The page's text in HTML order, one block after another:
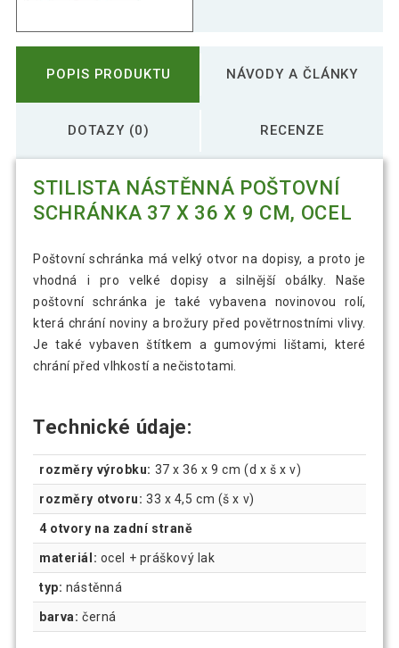
POPIS PRODUKTU NÁVODY A ČLÁNKY
DOTAZY (0) RECENZE
STILISTA NÁSTĚNNÁ POŠTOVNÍ
SCHRÁNKA 37 X 36 X 9 CM, OCEL
Poštovní schránka má velký otvor na dopisy, a proto je
vhodná i pro velké dopisy a silnější obálky. Naše
poštovní schránka je také vybavena novinovou rolí,
která chrání noviny a brožury před povětrnostními vlivy.
Je také vybaven štítkem a gumovými lištami, které
chrání před vlhkostí a nečistotami.
Technické údaje:
rozměry výrobku: 37 x 36 x 9 cm (d x š x v)
rozměry otvoru: 33 x 4,5 cm (š x v)
4 otvory na zadní straně
materiál: ocel + práškový lak
typ: nástěnná
barva: černá